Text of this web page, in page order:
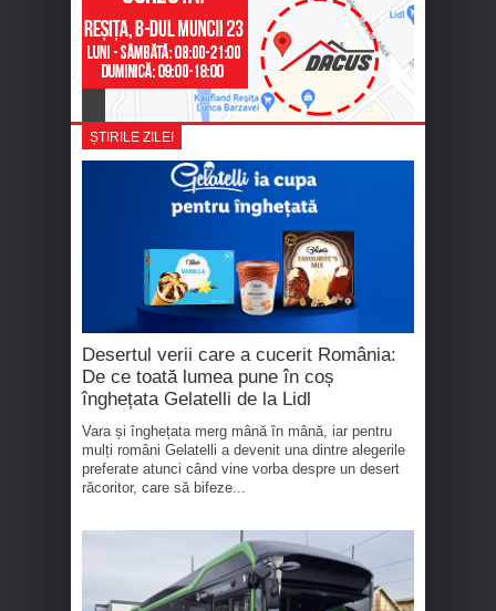
ȘTIRILE ZILEI
Desertul verii care a cucerit România:
De ce toată lumea pune în coș
înghețata Gelatelli de la Lidl
Vara și înghețata merg mână în mână, iar pentru
mulți români Gelatelli a devenit una dintre alegerile
preferate atunci când vine vorba despre un desert
răcoritor, care să bifeze...